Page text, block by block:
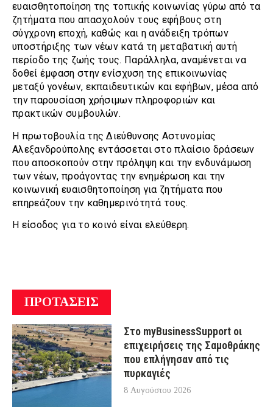
ευαισθητοποίηση της τοπικής κοινωνίας γύρω από τα
ζητήματα που απασχολούν τους εφήβους στη
σύγχρονη εποχή, καθώς και η ανάδειξη τρόπων
υποστήριξης των νέων κατά τη μεταβατική αυτή
περίοδο της ζωής τους. Παράλληλα, αναμένεται να
δοθεί έμφαση στην ενίσχυση της επικοινωνίας
μεταξύ γονέων, εκπαιδευτικών και εφήβων, μέσα από
την παρουσίαση χρήσιμων πληροφοριών και
πρακτικών συμβουλών.
Η πρωτοβουλία της Διεύθυνσης Αστυνομίας
Αλεξανδρούπολης εντάσσεται στο πλαίσιο δράσεων
που αποσκοπούν στην πρόληψη και την ενδυνάμωση
των νέων, προάγοντας την ενημέρωση και την
κοινωνική ευαισθητοποίηση για ζητήματα που
επηρεάζουν την καθημερινότητά τους.
Η είσοδος για το κοινό είναι ελεύθερη.
ΠΡΟΤΑΣΕΙΣ
Στο myBusinessSupport οι
επιχειρήσεις της Σαμοθράκης
που επλήγησαν από τις
πυρκαγιές
8 Αυγούστου 2026